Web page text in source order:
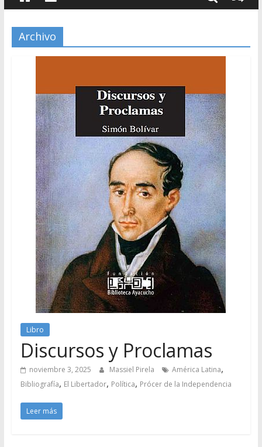
Archivo
Libro
Discursos y Proclamas
noviembre 3, 2025 Massiel Pirela América Latina,
Bibliografía, El Libertador, Política, Prócer de la Independencia
Leer más